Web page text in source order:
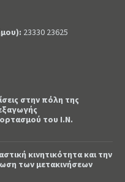
23330 23625
στην πόλη της
του Ι.Ν.
κινητικότητα και την
των μετακινήσεων